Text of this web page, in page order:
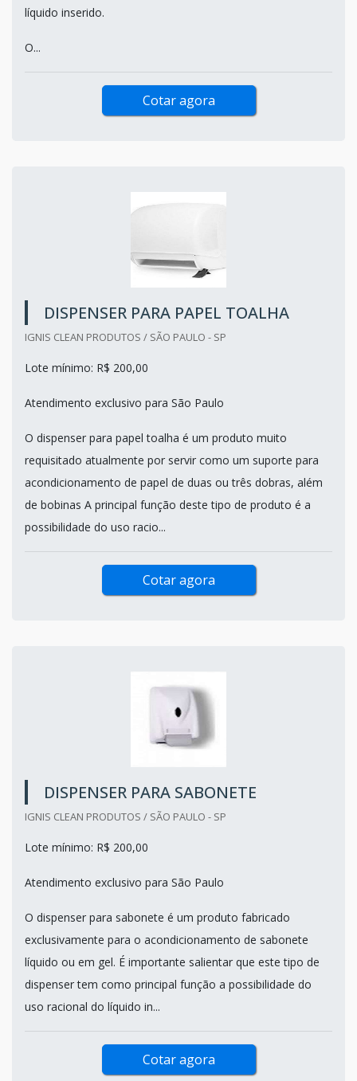
líquido inserido.
O...
Cotar agora
DISPENSER PARA PAPEL TOALHA
IGNIS CLEAN PRODUTOS / SÃO PAULO - SP
Lote mínimo: R$ 200,00
Atendimento exclusivo para São Paulo
O dispenser para papel toalha é um produto muito
requisitado atualmente por servir como um suporte para
acondicionamento de papel de duas ou três dobras, além
de bobinas A principal função deste tipo de produto é a
possibilidade do uso racio...
Cotar agora
DISPENSER PARA SABONETE
IGNIS CLEAN PRODUTOS / SÃO PAULO - SP
Lote mínimo: R$ 200,00
Atendimento exclusivo para São Paulo
O dispenser para sabonete é um produto fabricado
exclusivamente para o acondicionamento de sabonete
líquido ou em gel. É importante salientar que este tipo de
dispenser tem como principal função a possibilidade do
uso racional do líquido in...
Cotar agora